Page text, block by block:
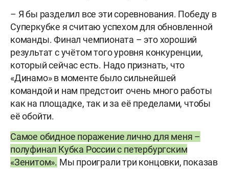
– Я бы разделил все эти соревнования. Победу в
Суперкубке я считаю успехом для обновленной
команды. Финал чемпионата – это хороший
результат с учётом того уровня конкуренции,
который сейчас есть. Надо признать, что
«Динамо» в моменте было сильнейшей
командой и нам предстоит очень много работы
как на площадке, так и за её пределами, чтобы
её обойти.
Самое обидное поражение лично для меня –
полуфинал Кубка России с петербургским
«Зенитом». Мы проиграли три концовки, показав